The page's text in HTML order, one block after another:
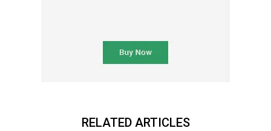
RELATED ARTICLES